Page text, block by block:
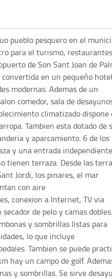
pueblo pesquero en el
para el turismo,
de Son Sant Joan de
en un pequeño hotel
modernas. Ademas de un
comedor, sala de
climatizado dispone
Tambien esta dotado de
y aparcamiento. 6 de los
y una entrada
tienen terraza. Desde las
Jordi, los pinares, el mar
con aire
conexion a Internet, TV via
de pelo y camas
y sombrillas listas para
lo que incluye
Tambien se puede
hay un campo de golf.
y sombrillas. Se sirve